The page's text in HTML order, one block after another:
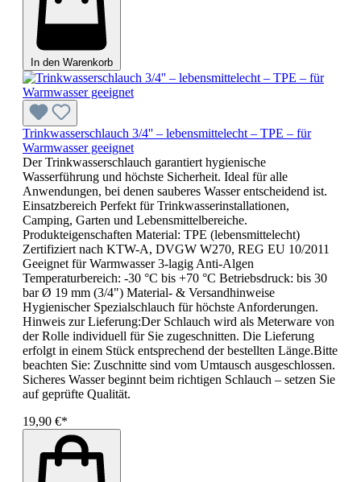
In den Warenkorb
Trinkwasserschlauch 3/4'' – lebensmittelecht – TPE – für
Warmwasser geeignet
Der Trinkwasserschlauch garantiert hygienische
Wasserführung und höchste Sicherheit. Ideal für alle
Anwendungen, bei denen sauberes Wasser entscheidend ist.
Einsatzbereich Perfekt für Trinkwasserinstallationen,
Camping, Garten und Lebensmittelbereiche.
Produkteigenschaften Material: TPE (lebensmittelecht)
Zertifiziert nach KTW-A, DVGW W270, REG EU 10/2011
Geeignet für Warmwasser 3-lagig Anti-Algen
Temperaturbereich: -30 °C bis +70 °C Betriebsdruck: bis 30
bar Ø 19 mm (3/4") Material- & Versandhinweise
Hygienischer Spezialschlauch für höchste Anforderungen.
Hinweis zur Lieferung:Der Schlauch wird als Meterware von
der Rolle individuell für Sie zugeschnitten. Die Lieferung
erfolgt in einem Stück entsprechend der bestellten Länge.Bitte
beachten Sie: Zuschnitte sind vom Umtausch ausgeschlossen.
Sicheres Wasser beginnt beim richtigen Schlauch – setzen Sie
auf geprüfte Qualität.
19,90 €*